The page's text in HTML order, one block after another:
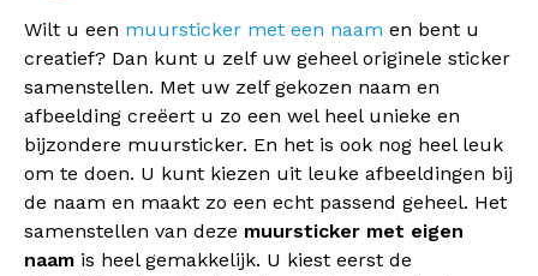
Wilt u een muursticker met een naam en bent u
creatief? Dan kunt u zelf uw geheel originele sticker
samenstellen. Met uw zelf gekozen naam en
afbeelding creëert u zo een wel heel unieke en
bijzondere muursticker. En het is ook nog heel leuk
om te doen. U kunt kiezen uit leuke afbeeldingen bij
de naam en maakt zo een echt passend geheel. Het
samenstellen van deze muursticker met eigen
naam is heel gemakkelijk. U kiest eerst de